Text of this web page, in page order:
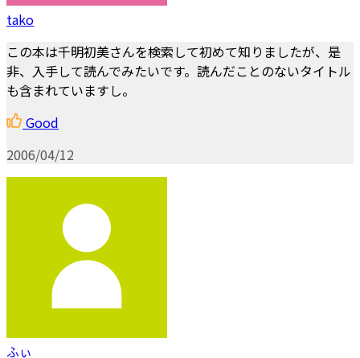
tako
この本は千明初美さんを検索して初めて知りましたが、是
非、入手して読んでみたいです。読んだことのないタイトル
も含まれていますし。
Good
2006/04/12
ふぃ